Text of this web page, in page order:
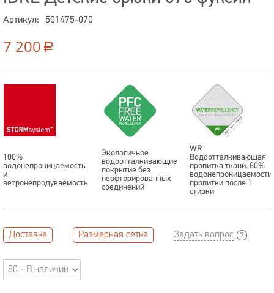
Артикул: 501475-070
7 200 Р
100%
водонепроницаемость
и
ветронепродуваемость
Экологичное
водоотталкивающие
покрытие без
перфторированных
соединений
WR
Водоотталкивающая
пропитка ткани. 80%
водонепроницаемости
пропитки после 1
стирки
Доставка Размерная сетка Задать вопрос